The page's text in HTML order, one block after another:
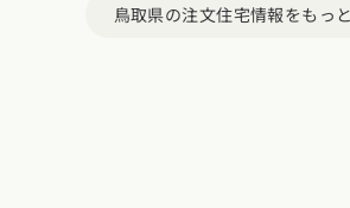
鳥取県の注文住宅情報をもっ